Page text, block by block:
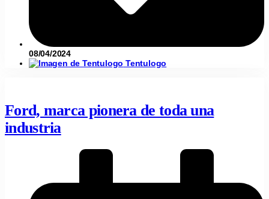
08/04/2024
Tentulogo
Ford, marca pionera de toda una
industria